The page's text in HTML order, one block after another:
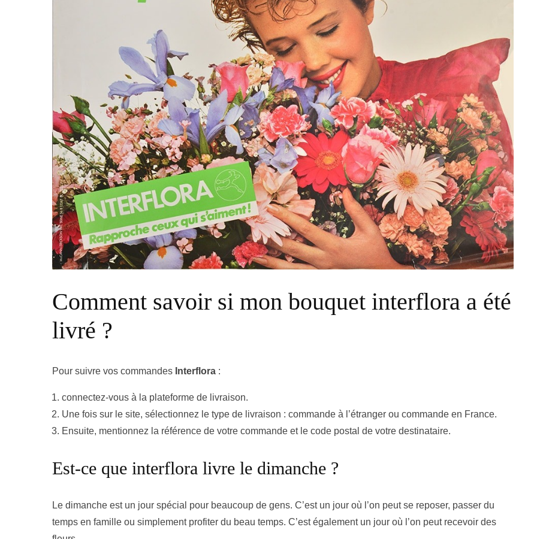
Comment savoir si mon bouquet interflora a été
livré ?
Pour suivre vos commandes Interflora :
connectez-vous à la plateforme de livraison.
Une fois sur le site, sélectionnez le type de livraison : commande à l’étranger ou commande en France.
Ensuite, mentionnez la référence de votre commande et le code postal de votre destinataire.
Est-ce que interflora livre le dimanche ?
Le dimanche est un jour spécial pour beaucoup de gens. C’est un jour où l’on peut se reposer, passer du
temps en famille ou simplement profiter du beau temps. C’est également un jour où l’on peut recevoir des